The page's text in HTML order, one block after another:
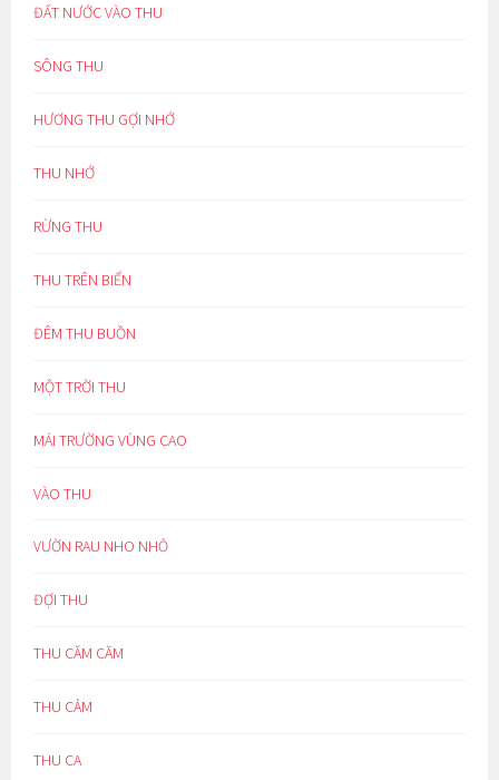
ĐẤT NƯỚC VÀO THU
SÔNG THU
HƯƠNG THU GỢI NHỚ
THU NHỚ
RỪNG THU
THU TRÊN BIỂN
ĐÊM THU BUỒN
MỘT TRỜI THU
MÁI TRƯỜNG VÙNG CAO
VÀO THU
VƯỜN RAU NHO NHỎ
ĐỢI THU
THU CĂM CĂM
THU CẢM
THU CA